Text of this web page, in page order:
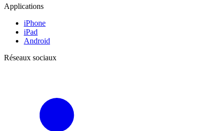
Applications
iPhone
iPad
Android
Réseaux sociaux